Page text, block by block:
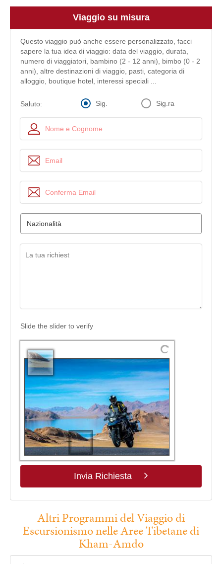
Viaggio su misura
Questo viaggio può anche essere personalizzato, facci
sapere la tua idea di viaggio: data del viaggio, durata,
numero di viaggiatori, bambino (2 - 12 anni), bimbo (0 - 2
anni), altre destinazioni di viaggio, pasti, categoria di
alloggio, boutique hotel, interessi speciali ...
Saluto: Sig. Sig.ra
Slide the slider to verify
Invia Richiesta
Altri Programmi del Viaggio di
Escursionismo nelle Aree Tibetane di
Kham-Amdo